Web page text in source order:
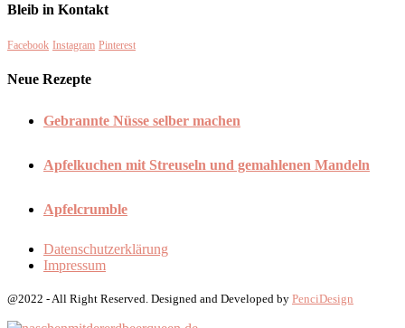
Bleib in Kontakt
Facebook Instagram Pinterest
Neue Rezepte
Gebrannte Nüsse selber machen
Apfelkuchen mit Streuseln und gemahlenen Mandeln
Apfelcrumble
Datenschutzerklärung
Impressum
@2022 - All Right Reserved. Designed and Developed by PenciDesign